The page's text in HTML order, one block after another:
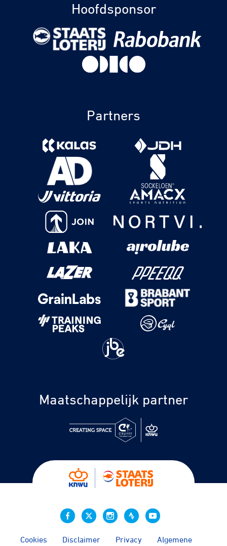
Hoofdsponsor
Partners
Maatschappelijk partner
Cookies Disclaimer Privacy Algemene